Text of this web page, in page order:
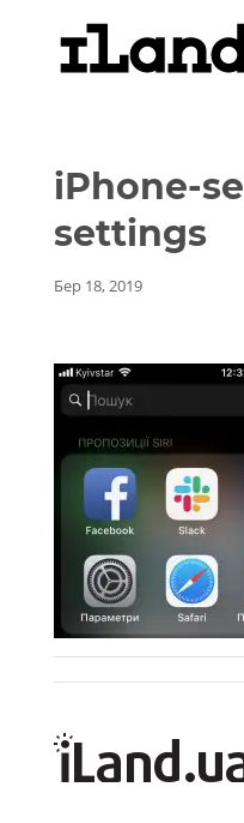
iPhone-
settings
Бер 18, 2019